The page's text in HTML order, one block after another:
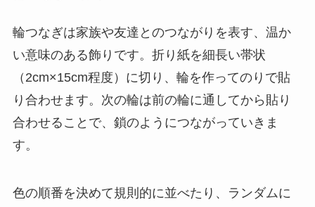
輪つなぎは家族や友達とのつながりを表す、温か
い意味のある飾りです。折り紙を細長い帯状
（2cm×15cm程度）に切り、輪を作ってのりで貼
り合わせます。次の輪は前の輪に通してから貼り
合わせることで、鎖のようにつながっていきま
す。
色の順番を決めて規則的に並べたり、ランダムに